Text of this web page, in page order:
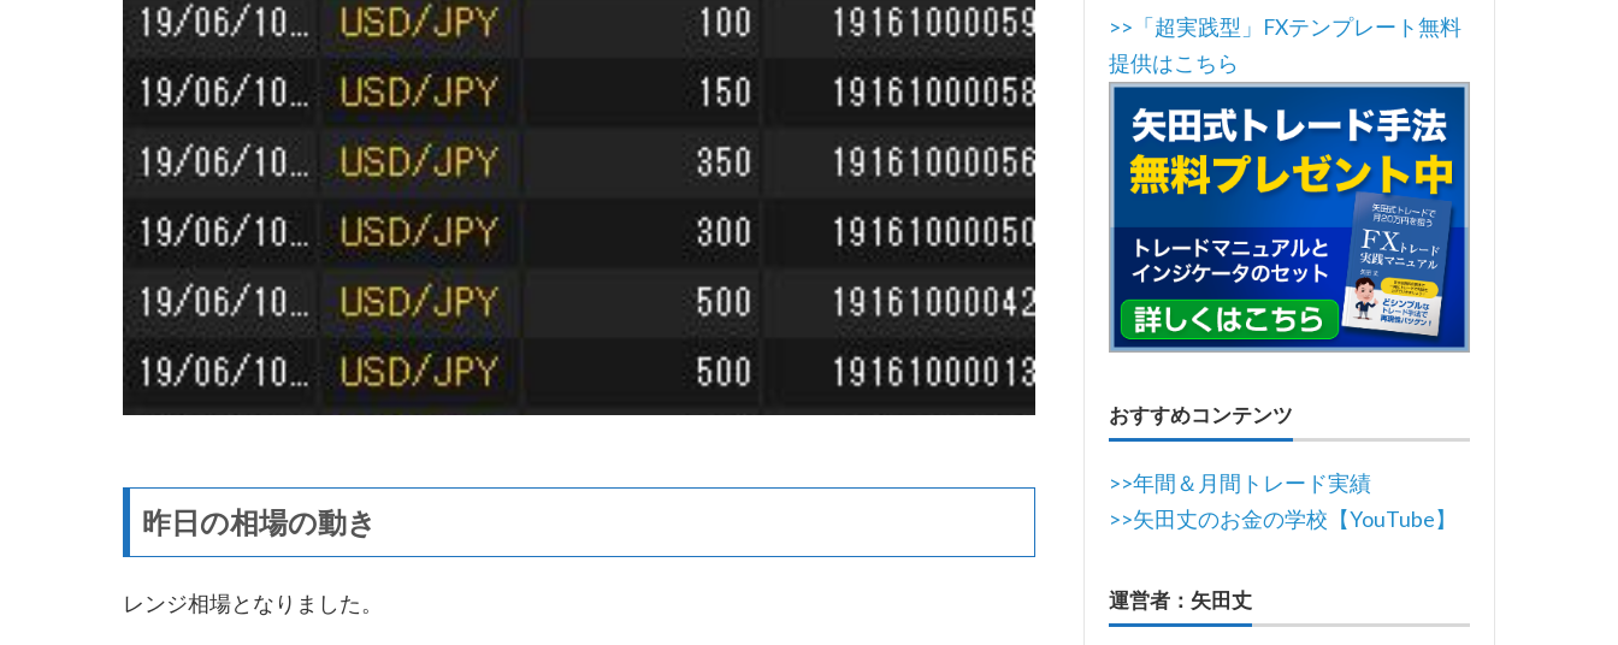
昨日の相場の動き
レンジ相場となりました。
>>「超実践型」FXテンプレート無料
提供はこちら
おすすめコンテンツ
>>年間＆月間トレード実績
>>矢田丈のお金の学校【YouTube】
運営者：矢田丈